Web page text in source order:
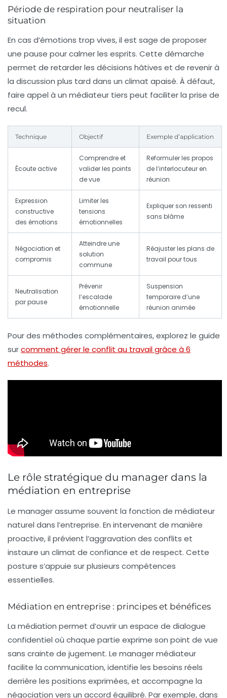
Période de respiration pour neutraliser la
situation
En cas d’émotions trop vives, il est sage de proposer
une pause pour calmer les esprits. Cette démarche
permet de retarder les décisions hâtives et de revenir à
la discussion plus tard dans un climat apaisé. À défaut,
faire appel à un médiateur tiers peut faciliter la prise de
recul.
Technique Objectif Exemple d’application
Écoute active
Comprendre et
valider les points
de vue
Reformuler les propos
de l’interlocuteur en
réunion
Expression
constructive
des émotions
Limiter les
tensions
émotionnelles
Expliquer son ressenti
sans blâme
Négociation et
compromis
Atteindre une
solution
commune
Réajuster les plans de
travail pour tous
Neutralisation
par pause
Prévenir
l’escalade
émotionnelle
Suspension
temporaire d’une
réunion animée
Pour des méthodes complémentaires, explorez le guide
surcomment gérer le conflit au travail grâce à 6
méthodes.
Le rôle stratégique du manager dans la
médiation en entreprise
Le manager assume souvent la fonction de médiateur
naturel dans l’entreprise. En intervenant de manière
proactive, il prévient l’aggravation des conflits et
instaure un climat de confiance et de respect. Cette
posture s’appuie sur plusieurs compétences
essentielles.
Médiation en entreprise : principes et bénéfices
La médiation permet d’ouvrir un espace de dialogue
confidentiel où chaque partie exprime son point de vue
sans crainte de jugement. Le manager médiateur
facilite la communication, identifie les besoins réels
derrière les positions exprimées, et accompagne la
négociation vers un accord équilibré. Par exemple, dans